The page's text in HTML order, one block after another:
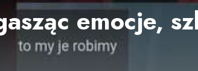
emocje,